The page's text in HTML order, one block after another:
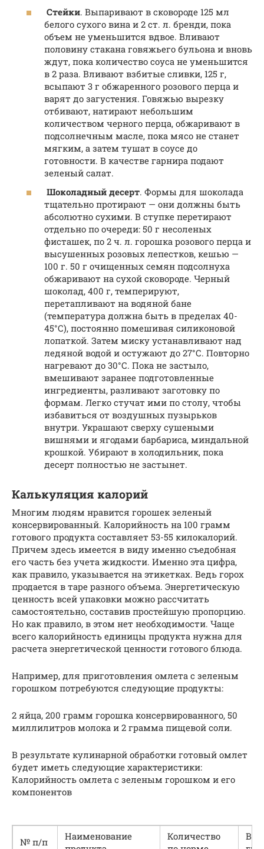
Стейки. Выпаривают в сковороде 125 мл
белого сухого вина и 2 ст. л. бренди, пока
объем не уменьшится вдвое. Вливают
половину стакана говяжьего бульона и вновь
ждут, пока количество соуса не уменьшится
в 2 раза. Вливают взбитые сливки, 125 г,
всыпают 3 г обжаренного розового перца и
варят до загустения. Говяжью вырезку
отбивают, натирают небольшим
количеством черного перца, обжаривают в
подсолнечным масле, пока мясо не станет
мягким, а затем тушат в соусе до
готовности. В качестве гарнира подают
зеленый салат.
Шоколадный десерт. Формы для шоколада
тщательно протирают — они должны быть
абсолютно сухими. В ступке перетирают
отдельно по очереди: 50 г несоленых
фисташек, по 2 ч. л. горошка розового перца и
высушенных розовых лепестков, кешью —
100 г. 50 г очищенных семян подсолнуха
обжаривают на сухой сковороде. Черный
шоколад, 400 г, темперируют,
перетапливают на водяной бане
(температура должна быть в пределах 40-
45°С), постоянно помешивая силиконовой
лопаткой. Затем миску устанавливают над
ледяной водой и остужают до 27°С. Повторно
нагревают до 30°С. Пока не застыло,
вмешивают заранее подготовленные
ингредиенты, разливают заготовку по
формам. Легко стучат ими по столу, чтобы
избавиться от воздушных пузырьков
внутри. Украшают сверху сушеными
вишнями и ягодами барбариса, миндальной
крошкой. Убирают в холодильник, пока
десерт полностью не застынет.
Калькуляция калорий
Многим людям нравится горошек зеленый
консервированный. Калорийность на 100 грамм
готового продукта составляет 53-55 килокалорий.
Причем здесь имеется в виду именно съедобная
его часть без учета жидкости. Именно эта цифра,
как правило, указывается на этикетках. Ведь горох
продается в таре разного объема. Энергетическую
ценность всей упаковки можно рассчитать
самостоятельно, составив простейшую пропорцию.
Но как правило, в этом нет необходимости. Чаще
всего калорийность единицы продукта нужна для
расчета энергетической ценности готового блюда.
Например, для приготовления омлета с зеленым
горошком потребуются следующие продукты:
2 яйца, 200 грамм горошка консервированного, 50
миллилитров молока и 2 грамма пищевой соли.
В результате кулинарной обработки готовый омлет
будет иметь следующие характеристики:
Калорийность омлета с зеленым горошком и его
компонентов
№ п/п
Наименование
Количество
Вес,